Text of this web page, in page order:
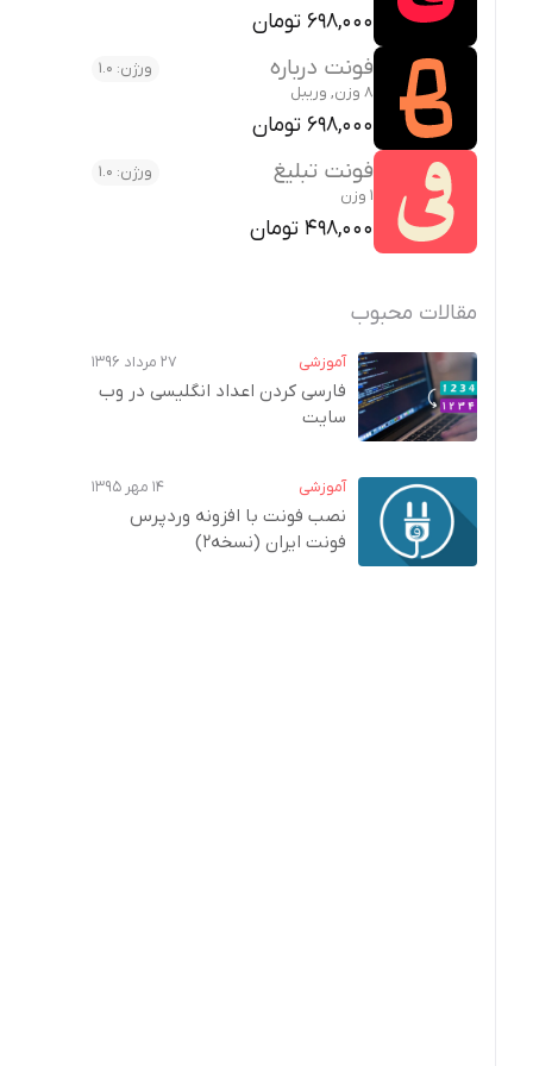
698,000 تومان
فونت درباره
ورژن: 1.0
8 وزن, وریبل
698,000 تومان
فونت تبلیغ
ورژن: 1.0
1 وزن
498,000 تومان
مقالات محبوب
آموزشی ۲۷ مرداد ۱۳۹۶
فارسی کردن اعداد انگلیسی در وب‌
سایت
آموزشی ۱۴ مهر ۱۳۹۵
نصب فونت با افزونه وردپرس
فونت ایران (نسخه2)